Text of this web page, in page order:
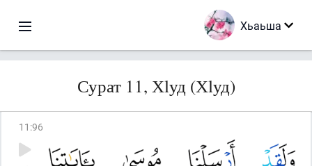
Хьаьша
Сурат 11, Хlуд (Хlуд)
11 :96